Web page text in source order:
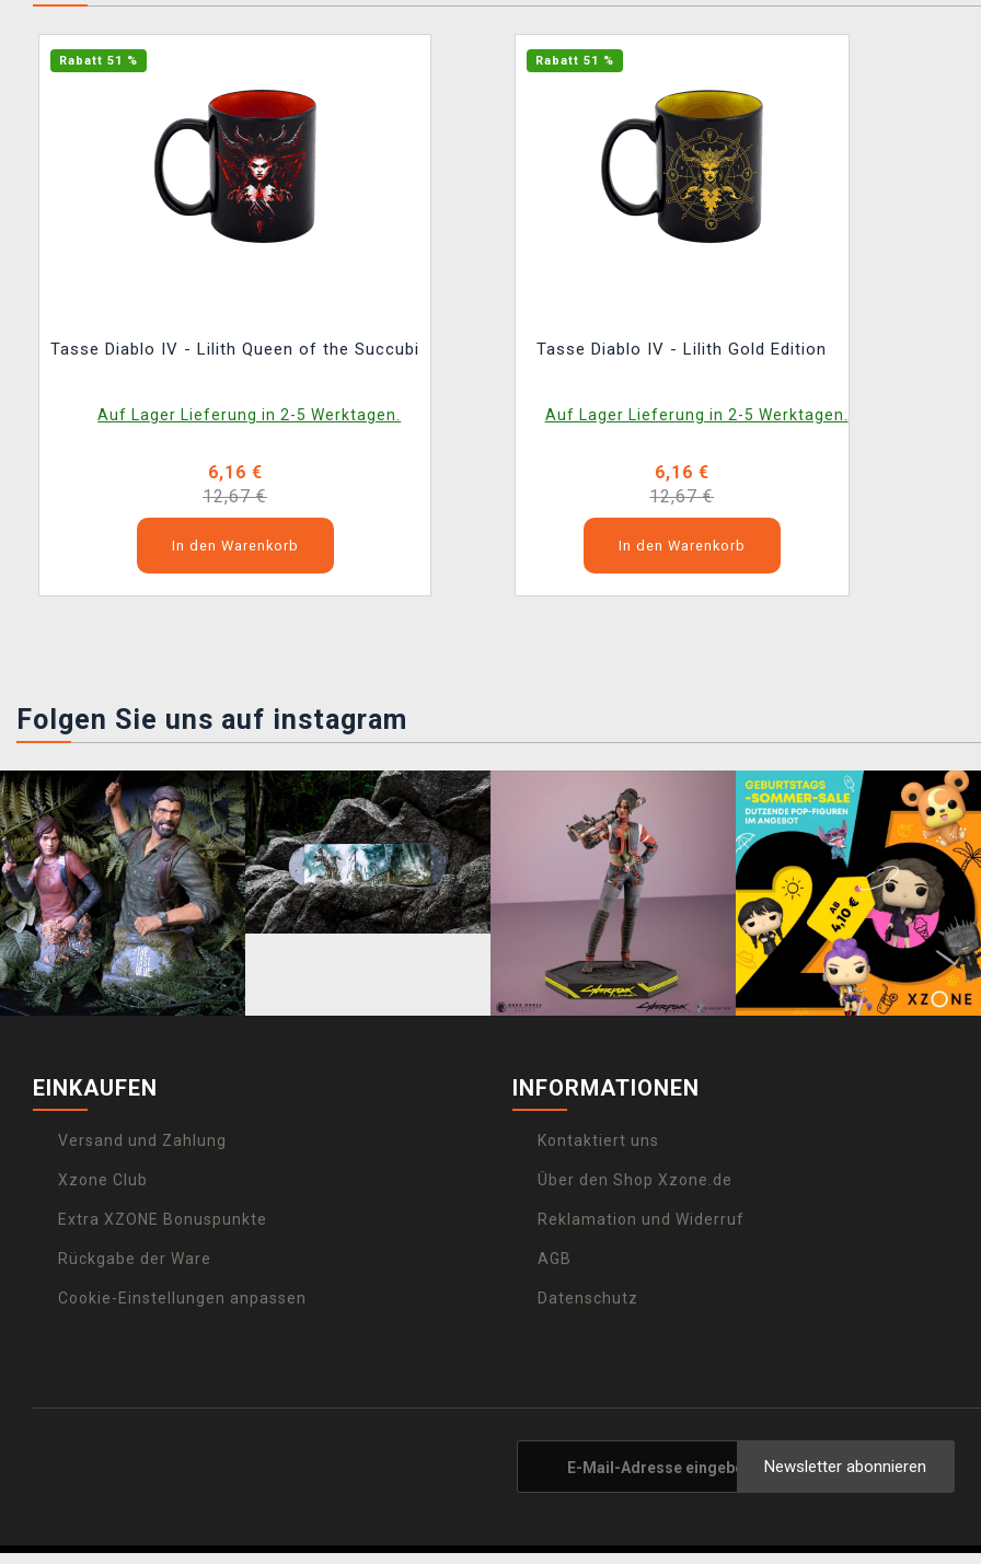
Rabatt 51 %
Tasse Diablo IV - Lilith Queen of the Succubi
Auf Lager Lieferung in 2-5 Werktagen.
6,16 €
12,67 €
In den Warenkorb
Rabatt 51 %
Tasse Diablo IV - Lilith Gold Edition
Auf Lager Lieferung in 2-5 Werktagen.
6,16 €
12,67 €
In den Warenkorb
Folgen Sie uns auf instagram
EINKAUFEN
Versand und Zahlung
Xzone Club
Extra XZONE Bonuspunkte
Rückgabe der Ware
Cookie-Einstellungen anpassen
INFORMATIONEN
Kontaktiert uns
Über den Shop Xzone.de
Reklamation und Widerruf
AGB
Datenschutz
Newsletter abonnieren